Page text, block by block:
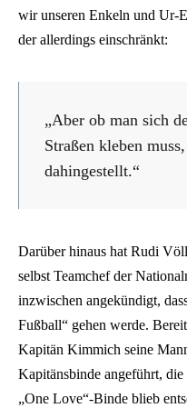
wir unseren Enkeln und Ur-
der allerdings einschränkt:
„Aber ob man sich
Straßen kleben
dahingestellt.“
Darüber hinaus hat Rudi
selbst Teamchef der
inzwischen angekündigt,
Fußball“ gehen werde.
Kapitän Kimmich seine
Kapitänsbinde angeführt,
„One Love“-Binde blieb